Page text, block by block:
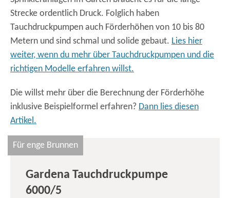
Strecke ordentlich Druck. Folglich haben
Tauchdruckpumpen auch Förderhöhen von 10 bis 80
Metern und sind schmal und solide gebaut. Lies hier
weiter, wenn du mehr über Tauchdruckpumpen und die
richtigen Modelle erfahren willst.
Die willst mehr über die Berechnung der Förderhöhe
inklusive Beispielformel erfahren? Dann lies diesen
Artikel.
Für enge Brunnen
Gardena Tauchdruckpumpe
6000/5